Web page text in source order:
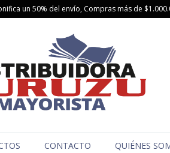
un 50% del envío, Compras más de
CONTACTO QUIÉNES